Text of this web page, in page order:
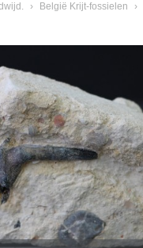
› België Krijt-fossielen ›